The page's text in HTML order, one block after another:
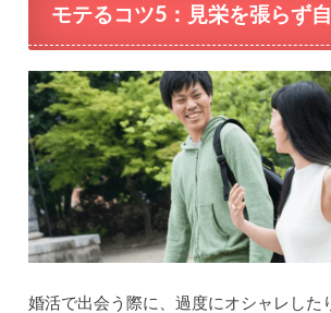
モテるコツ5： 見栄を張らず
婚活で出会う際に、過度にオシャレした